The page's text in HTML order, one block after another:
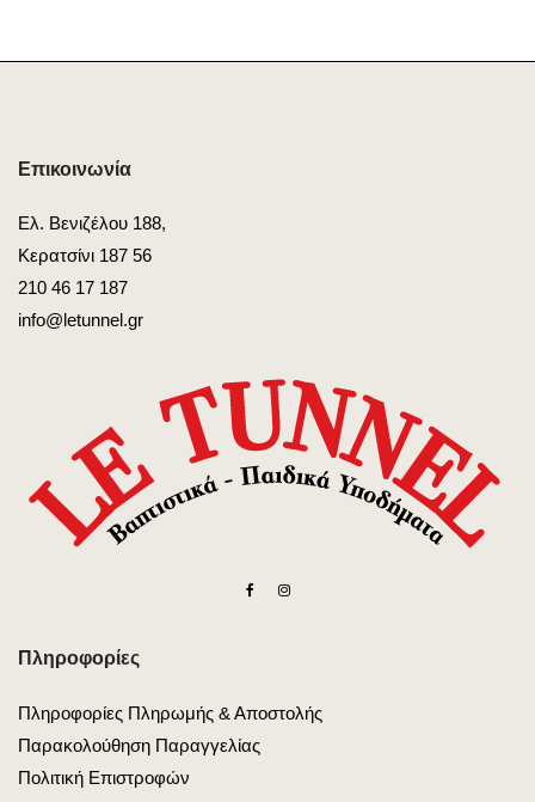
Επικοινωνία
Ελ. Βενιζέλου 188,
Κερατσίνι 187 56
210 46 17 187
info@letunnel.gr
Πληροφορίες
Πληροφορίες Πληρωμής & Αποστολής
Παρακολούθηση Παραγγελίας
Πολιτική Επιστροφών